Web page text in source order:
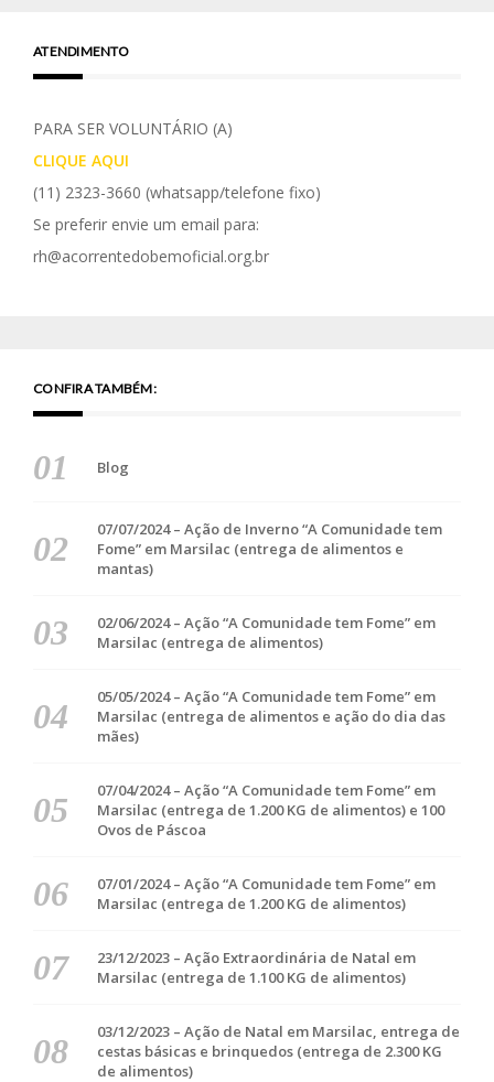
ATENDIMENTO
PARA SER VOLUNTÁRIO (A)
CLIQUE AQUI
(11) 2323-3660 (whatsapp/telefone fixo)
Se preferir envie um email para:
rh@acorrentedobemoficial.org.br
CONFIRA TAMBÉM:
Blog
07/07/2024 – Ação de Inverno “A Comunidade tem
Fome” em Marsilac (entrega de alimentos e
mantas)
02/06/2024 – Ação “A Comunidade tem Fome” em
Marsilac (entrega de alimentos)
05/05/2024 – Ação “A Comunidade tem Fome” em
Marsilac (entrega de alimentos e ação do dia das
mães)
07/04/2024 – Ação “A Comunidade tem Fome” em
Marsilac (entrega de 1.200 KG de alimentos) e 100
Ovos de Páscoa
07/01/2024 – Ação “A Comunidade tem Fome” em
Marsilac (entrega de 1.200 KG de alimentos)
23/12/2023 – Ação Extraordinária de Natal em
Marsilac (entrega de 1.100 KG de alimentos)
03/12/2023 – Ação de Natal em Marsilac, entrega de
cestas básicas e brinquedos (entrega de 2.300 KG
de alimentos)